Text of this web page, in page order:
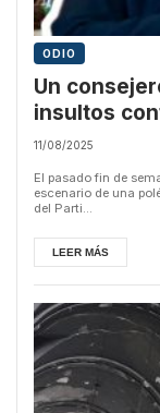
ODIO
Un
insultos
Gobierno
11/08/2025
El pasado fin de
escenario de una
del Parti...
LEER MÁS